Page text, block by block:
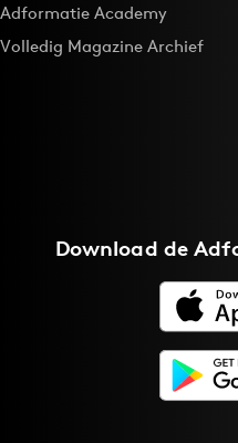
Adformatie Academy
Volledig Magazine Archief
Download de